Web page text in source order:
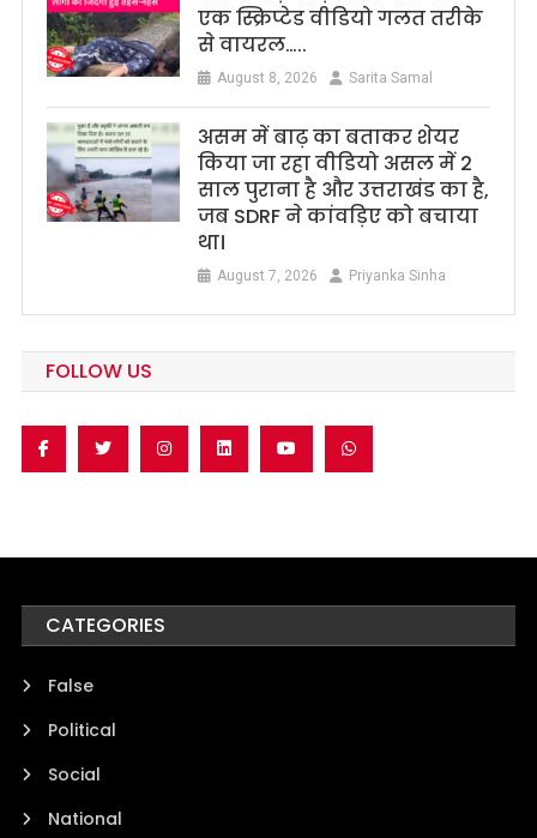
एक स्क्रिप्टेड वीडियो गलत तरीके
से वायरल…..
August 8, 2026 Sarita Samal
असम में बाढ़ का बताकर शेयर
किया जा रहा वीडियो असल में 2
साल पुराना है और उत्तराखंड का है,
जब SDRF ने कांवड़िए को बचाया
था।
August 7, 2026 Priyanka Sinha
FOLLOW US
CATEGORIES
False
Political
Social
National